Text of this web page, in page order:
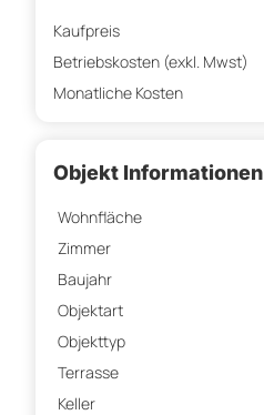
Kaufpreis
Betriebskosten (exkl. Mwst)
Monatliche Kosten
Objekt Informationen
Wohnfläche
Zimmer
Baujahr
Objektart
Objekttyp
Terrasse
Keller